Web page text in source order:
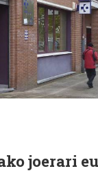
joerari